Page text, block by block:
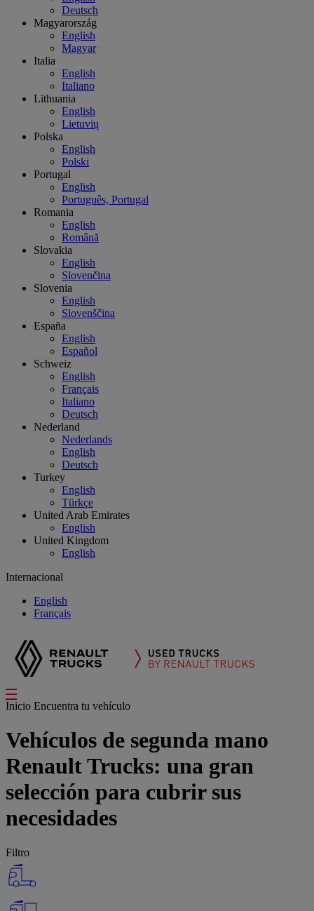
Deutsch
Magyarország
English
Magyar
Italia
English
Italiano
Lithuania
English
Lietuvių
Polska
English
Polski
Portugal
English
Português, Portugal
Romania
English
Română
Slovakia
English
Slovenčina
Slovenia
English
Slovenščina
España
English
Español
Schweiz
English
Français
Italiano
Deutsch
Nederland
Nederlands
English
Deutsch
Turkey
English
Türkçe
United Arab Emirates
English
United Kingdom
English
Internacional
English
Français
Inicio Encuentra tu vehículo
Vehículos de segunda mano
Renault Trucks: una gran
selección para cubrir sus
necesidades
Filtro